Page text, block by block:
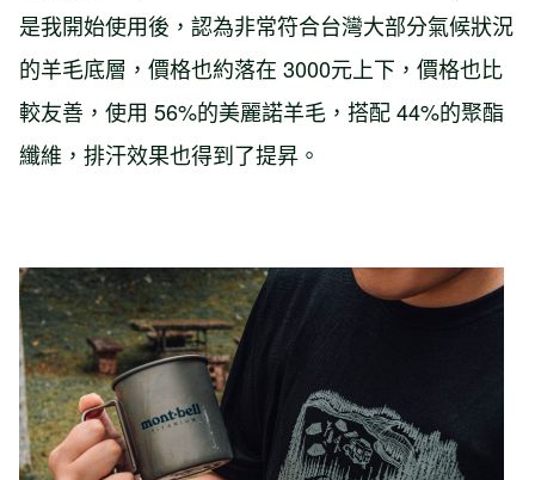
是我開始使用後，認為非常符合台灣大部分氣候狀況
的羊毛底層，價格也約落在 3000元上下，價格也比
較友善，使用 56%的美麗諾羊毛，搭配 44%的聚酯
纖維，排汗效果也得到了提昇。